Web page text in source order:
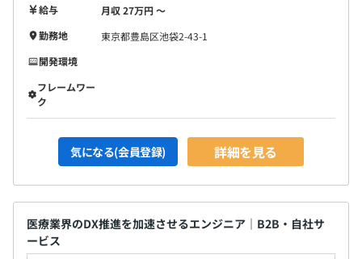
・『みんなのお薬箱』：デッドストックになった医薬品の
出品・落札がおこなえるマーケットプレイス
・『HOSPITAL SUPPORT』：オンライン診療と電話診療
に対応したシステム
など
各プロジェクトチーム数は10人以下となります。
給与
月収 27万円 〜
勤務地
東京都豊島区池袋2-43-1
開発環境
フレームワー
ク
気になる(会員登録) 詳細を見る
医療業界のDX推進を加速させるエンジニア｜B2B・自社サ
ービス